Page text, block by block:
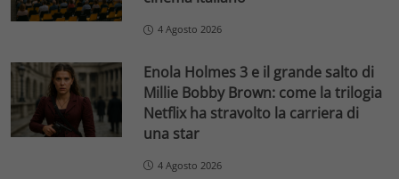
4 Agosto 2026
Enola Holmes 3 e il grande salto di
Millie Bobby Brown: come la trilogia
Netflix ha stravolto la carriera di
una star
4 Agosto 2026